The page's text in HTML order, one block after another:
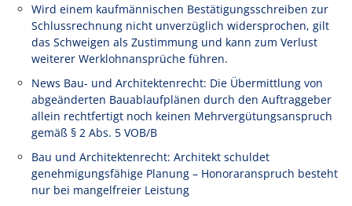
Wird einem kaufmännischen Bestätigungsschreiben zur
Schlussrechnung nicht unverzüglich widersprochen, gilt
das Schweigen als Zustimmung und kann zum Verlust
weiterer Werklohnansprüche führen.
News Bau- und Architektenrecht: Die Übermittlung von
abgeänderten Bauablaufplänen durch den Auftraggeber
allein rechtfertigt noch keinen Mehrvergütungsanspruch
gemäß § 2 Abs. 5 VOB/B
Bau und Architektenrecht: Architekt schuldet
genehmigungsfähige Planung – Honoraranspruch besteht
nur bei mangelfreier Leistung